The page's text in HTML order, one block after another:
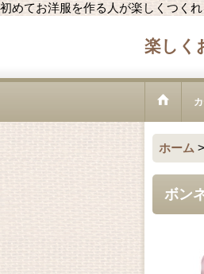
初めてお洋服を作る人が楽しくつく
楽しく
ホーム >
ボン